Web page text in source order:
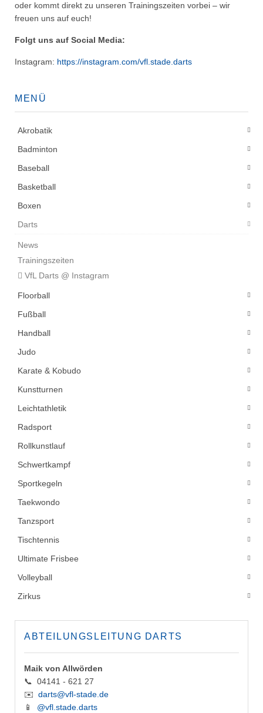
oder kommt direkt zu unseren Trainingszeiten vorbei – wir
freuen uns auf euch!
Folgt uns auf Social Media:
Instagram: https://instagram.com/vfl.stade.darts
MENÜ
Akrobatik
Badminton
Baseball
Basketball
Boxen
Darts
News
Trainingszeiten
VfL Darts @ Instagram
Floorball
Fußball
Handball
Judo
Karate & Kobudo
Kunstturnen
Leichtathletik
Radsport
Rollkunstlauf
Schwertkampf
Sportkegeln
Taekwondo
Tanzsport
Tischtennis
Ultimate Frisbee
Volleyball
Zirkus
ABTEILUNGSLEITUNG DARTS
Maik von Allwörden
📞 04141 - 621 27
✉️ darts@vfl-stade.de
📱 @vfl.stade.darts